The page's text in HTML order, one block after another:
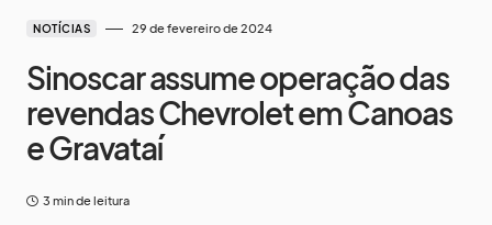
NOTÍCIAS 29 de fevereiro de 2024
Sinoscar assume operação das
revendas Chevrolet em Canoas
e Gravataí
3 min de leitura